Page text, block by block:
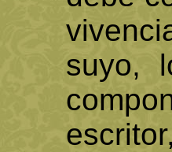
suyo,